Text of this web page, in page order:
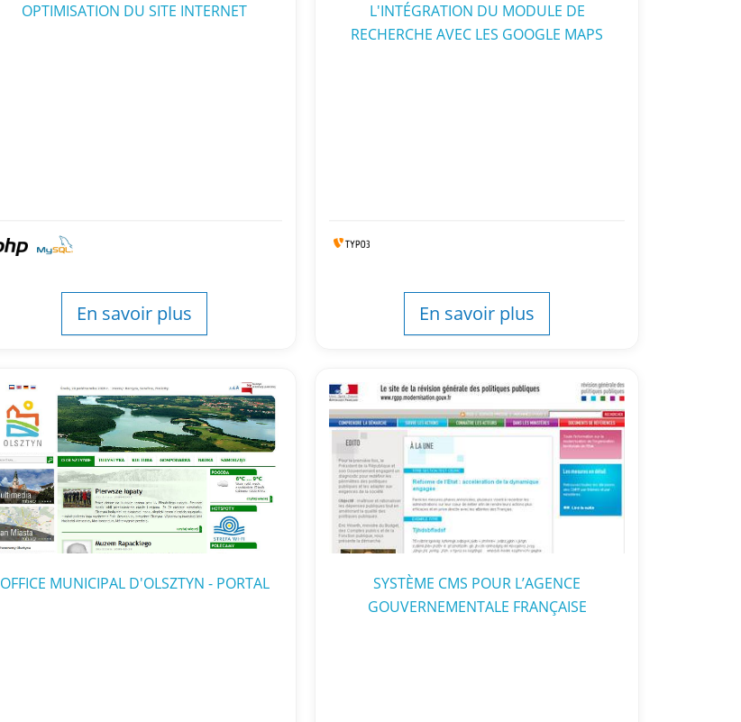
OPTIMISATION DU SITE INTERNET
En savoir plus
L'INTÉGRATION DU MODULE DE
RECHERCHE AVEC LES GOOGLE MAPS
En savoir plus
OFFICE MUNICIPAL D'OLSZTYN - PORTAL
SYSTÈME CMS POUR L’AGENCE
GOUVERNEMENTALE FRANÇAISE